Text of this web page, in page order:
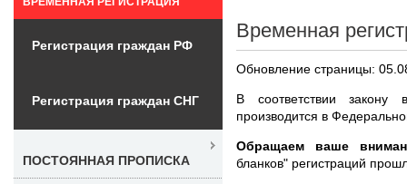
Временная
Обновление страницы:
В соответствии
производится в
Обращаем ваше
бланков" регистраций
Регистрация граждан РФ
Регистрация граждан СНГ
ПОСТОЯННАЯ ПРОПИСКА